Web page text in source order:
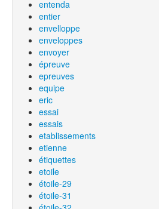
entenda
entier
envelloppe
enveloppes
envoyer
épreuve
epreuves
equipe
eric
essai
essais
etablissements
etienne
étiquettes
etoile
étoile-29
étoile-31